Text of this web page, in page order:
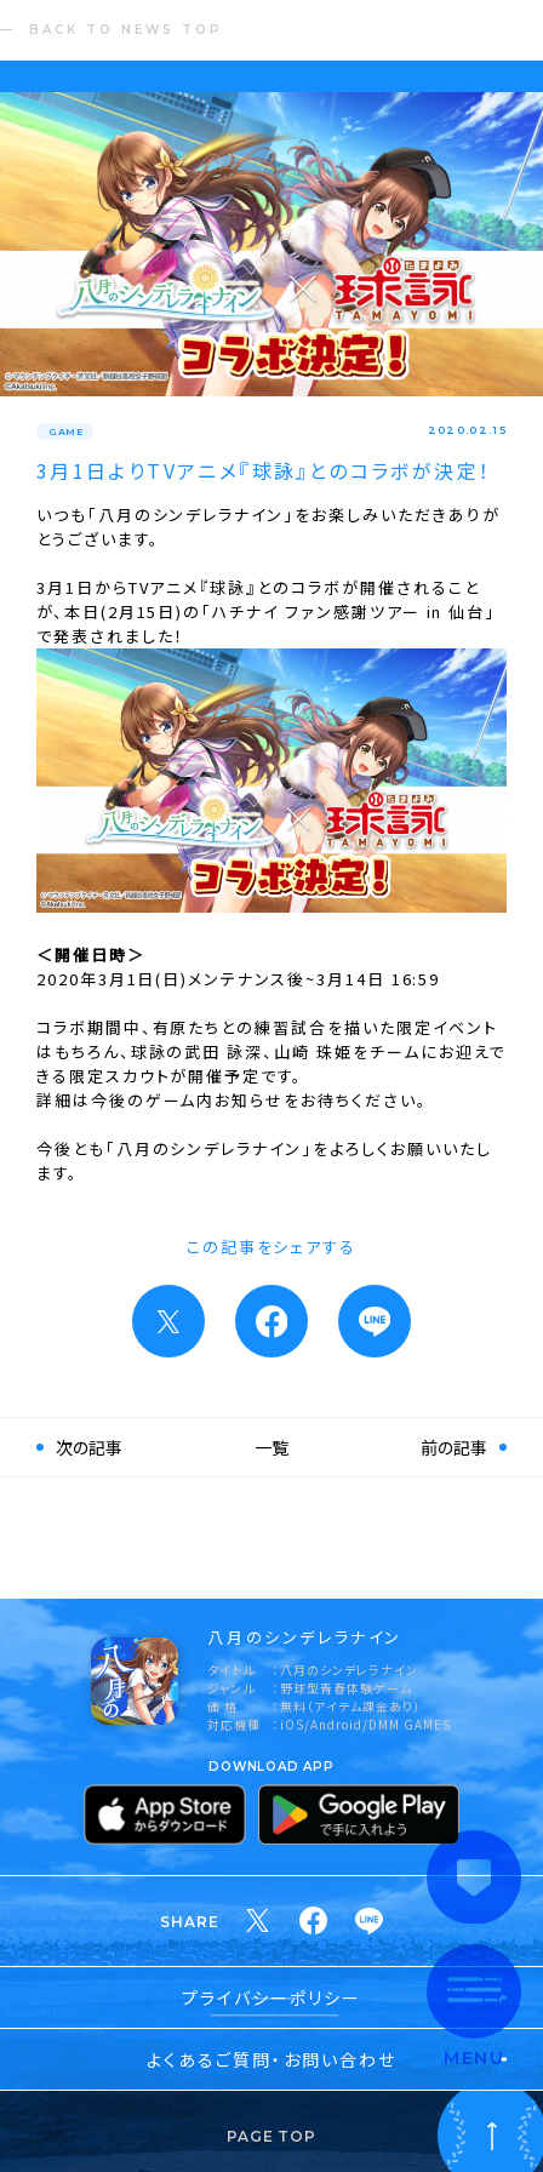
BACK TO NEWS TOP
GAME 2020.02.15
3月1日よりTVアニメ『球詠』とのコラボが決定！
いつも「八月のシンデレラナイン」をお楽しみいただきありが
とうございます。
3月1日からTVアニメ『球詠』とのコラボが開催されること
が、本日(2月15日)の「ハチナイ ファン感謝ツアー in 仙台」
で発表されました！
＜開催日時＞
2020年3月1日(日)メンテナンス後~3月14日 16:59
コラボ期間中、有原たちとの練習試合を描いた限定イベント
はもちろん、球詠の武田 詠深、山崎 珠姫をチームにお迎えで
きる限定スカウトが開催予定です。
詳細は今後のゲーム内お知らせをお待ちください。
今後とも「八月のシンデレラナイン」をよろしくお願いいたし
ます。
この記事をシェアする
次の記事 前の記事
一覧
八月のシンデレラナイン
タイトル
八月のシンデレラナイン
ジャンル
野球型青春体験ゲーム
価 格
無料（アイテム課金あり）
対応機種
iOS/Android/DMM GAMES
DOWNLOAD APP
SHARE
プライバシーポリシー
よくあるご質問・お問い合わせ MENU
PAGE TOP